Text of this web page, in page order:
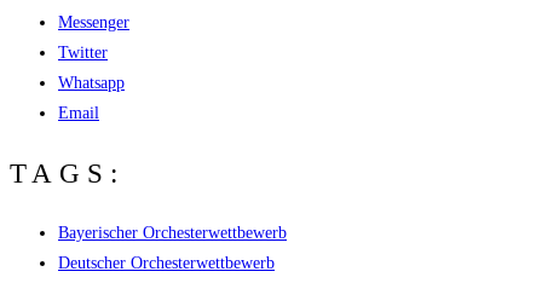
Messenger
Twitter
Whatsapp
Email
TAGS:
Bayerischer Orchesterwettbewerb
Deutscher Orchesterwettbewerb